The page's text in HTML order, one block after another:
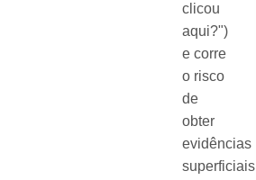
clicou
aqui?")
e corre
o risco
de
obter
evidências
superficiais